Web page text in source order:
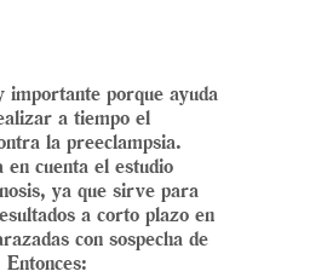
importante porque ayuda
a tiempo el
la preeclampsia.
en cuenta el estudio
ya que sirve para
a corto plazo en
con sospecha de